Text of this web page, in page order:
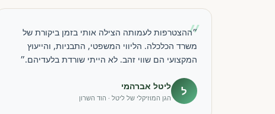
״
״ההצטרפות לעמותה הצילה אותי בזמן ביקורת של
משרד הכלכלה. הליווי המשפטי, התבניות, והייעוץ
המקצועי הם שווי זהב. לא הייתי שורדת בלעדיהם.״
ל ליטל אברהמי
הגן המוזיקלי של ליטל · הוד השרון